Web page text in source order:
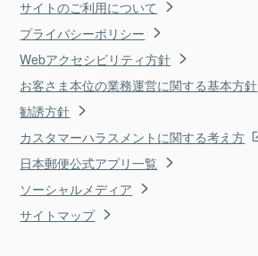
サイトのご利用について
プライバシーポリシー
Webアクセシビリティ方針
お客さま本位の業務運営に関する基本方針
勧誘方針
カスタマーハラスメントに関する考え方
日本郵便公式アプリ一覧
ソーシャルメディア
サイトマップ